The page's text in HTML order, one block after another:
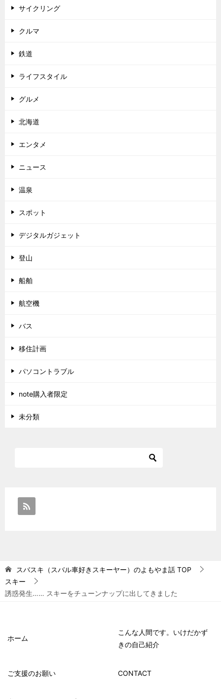
サイクリング
クルマ
鉄道
ライフスタイル
グルメ
北海道
エンタメ
ニュース
温泉
スポット
デジタルガジェット
登山
船舶
航空機
バス
移住計画
パソコントラブル
note購入者限定
未分類
スバスキ（スバル車好きスキーヤー）のよもやま話 TOP
スキー
誘惑発生…… スキーをチューンナップに出してきました
ホーム
こんな人間です。いけだかず
きの自己紹介
ご支援のお願い CONTACT